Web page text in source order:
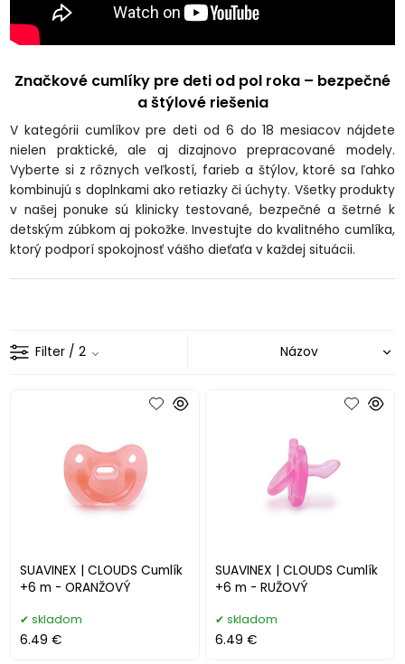
Značkové cumlíky pre deti od pol roka – bezpečné
a štýlové riešenia
V kategórii cumlíkov pre deti od 6 do 18 mesiacov nájdete
nielen praktické, ale aj dizajnovo prepracované modely.
Vyberte si z rôznych veľkostí, farieb a štýlov, ktoré sa ľahko
kombinujú s doplnkami ako retiazky či úchyty. Všetky produkty
v našej ponuke sú klinicky testované, bezpečné a šetrné k
detským zúbkom aj pokožke. Investujte do kvalitného cumlíka,
ktorý podporí spokojnosť vášho dieťaťa v každej situácii.
Filter / 2
SUAVINEX | CLOUDS Cumlík
+6 m - ORANŽOVÝ
skladom
6.49 €
SUAVINEX | CLOUDS Cumlík
+6 m - RUŽOVÝ
skladom
6.49 €